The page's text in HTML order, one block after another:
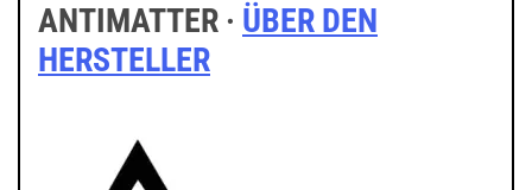
ANTIMATTER · ÜBER DEN
HERSTELLER